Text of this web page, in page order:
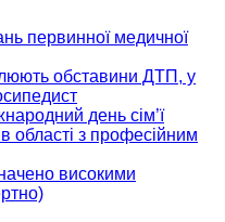
первинної медичної
обставини ДТП, у
день сім’ї
області з професійним
високими